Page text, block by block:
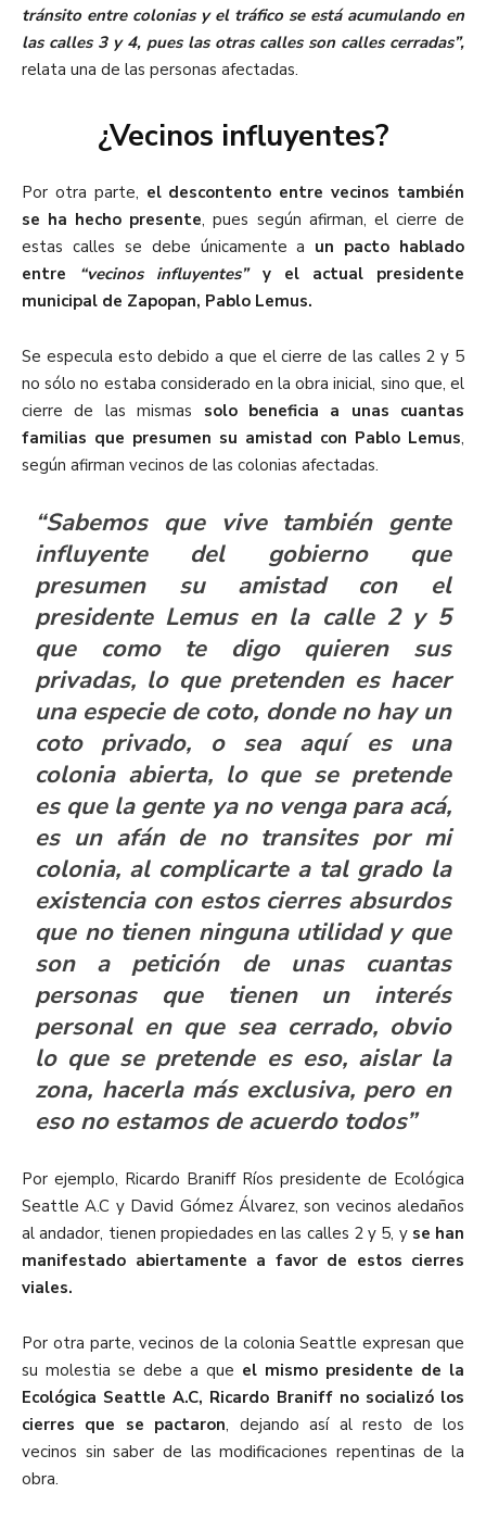
tránsito entre colonias y el tráfico se está acumulando en
las calles 3 y 4, pues las otras calles son calles cerradas”,
relata una de las personas afectadas.
¿Vecinos influyentes?
Por otra parte, el descontento entre vecinos también
se ha hecho presente, pues según afirman, el cierre de
estas calles se debe únicamente a un pacto hablado
entre “vecinos influyentes”
y el actual presidente
municipal de Zapopan, Pablo Lemus.
Se especula esto debido a que el cierre de las calles 2 y 5
no sólo no estaba considerado en la obra inicial, sino que, el
cierre de las mismas solo beneficia a unas cuantas
familias que presumen su amistad con Pablo Lemus,
según afirman vecinos de las colonias afectadas.
“Sabemos que vive también gente
influyente del gobierno que
presumen su amistad con el
presidente Lemus en la calle 2 y 5
que como te digo quieren sus
privadas, lo que pretenden es hacer
una especie de coto, donde no hay un
coto privado, o sea aquí es una
colonia abierta, lo que se pretende
es que la gente ya no venga para acá,
es un afán de no transites por mi
colonia, al complicarte a tal grado la
existencia con estos cierres absurdos
que no tienen ninguna utilidad y que
son a petición de unas cuantas
personas que tienen un interés
personal en que sea cerrado, obvio
lo que se pretende es eso, aislar la
zona, hacerla más exclusiva, pero en
eso no estamos de acuerdo todos”
Por ejemplo, Ricardo Braniff Ríos presidente de Ecológica
Seattle A.C y David Gómez Álvarez, son vecinos aledaños
al andador, tienen propiedades en las calles 2 y 5, y se han
manifestado abiertamente a favor de estos cierres
viales.
Por otra parte, vecinos de la colonia Seattle expresan que
su molestia se debe a que el mismo presidente de la
Ecológica Seattle A.C, Ricardo Braniff no socializó los
cierres que se pactaron, dejando así al resto de los
vecinos sin saber de las modificaciones repentinas de la
obra.